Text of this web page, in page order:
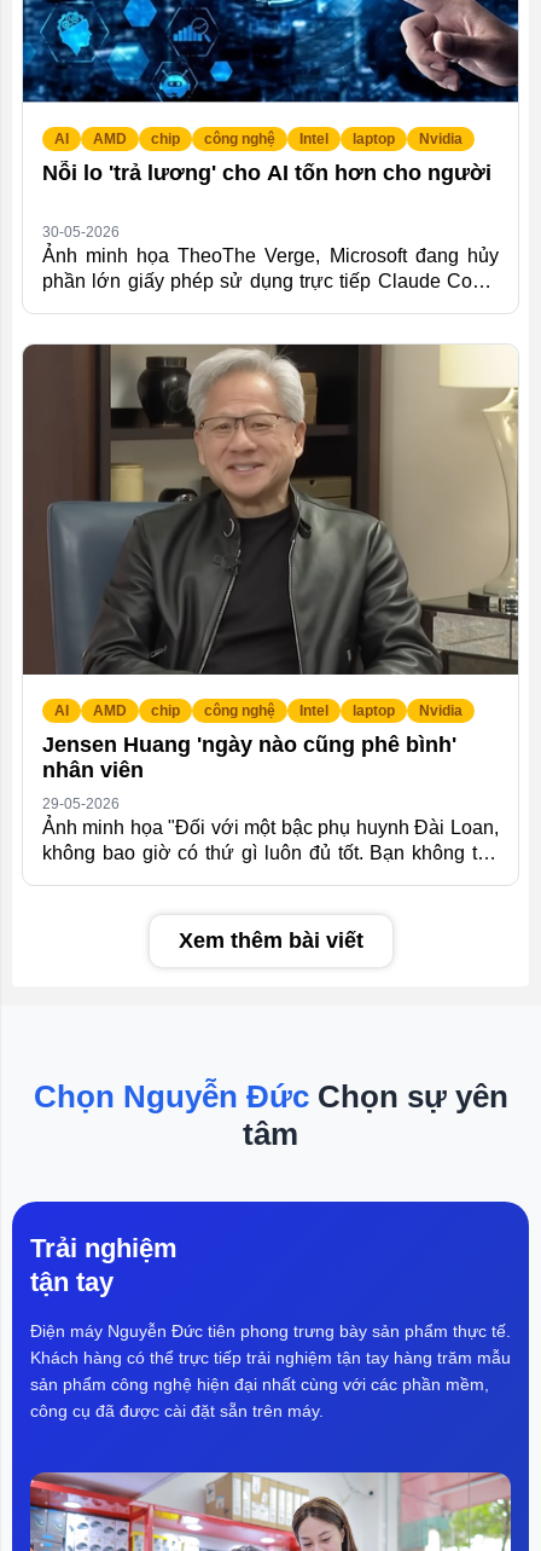
AI AMD chip công nghệ Intel laptop Nvidia
Nỗi lo 'trả lương' cho AI tốn hơn cho người
30-05-2026
Ảnh minh họa TheoThe Verge, Microsoft đang hủy
phần lớn giấy phép sử dụng trực tiếp Claude Code,
tiên sản phẩm nội bộ thay vì bên thứ ba. Tuy nhiên,
một số nguồn tin cho biết, lý do thực sự là chi phí cho
Claude Code tăng cao khi lượng người dùng ngày
càng lớn. Thông Tin Chi Tiết Điều này diễn ra chỉ 6
tháng sau khi Microsoft mở quyền truy cập Claude
Code, khuyến khích...
AI AMD chip công nghệ Intel laptop Nvidia
Jensen Huang 'ngày nào cũng phê bình'
nhân viên
29-05-2026
Ảnh minh họa "Đối với một bậc phụ huynh Đài Loan,
không bao giờ có thứ gì luôn đủ tốt. Bạn không thể
có cách làm tương tự. Bạn không thể cho tôi xem thứ
gì đó mà không bị tôi chỉ trích. Và tôi đoán, theo nhiều
Xem thêm bài viết
Chọn Nguyễn Đức Chọn sự yên
tâm
Trải nghiệm
tận tay
Điện máy Nguyễn Đức tiên phong trưng bày sản phẩm thực tế.
Khách hàng có thể trực tiếp trải nghiệm tận tay hàng trăm mẫu
sản phẩm công nghệ hiện đại nhất cùng với các phần mềm,
công cụ đã được cài đặt sẵn trên máy.